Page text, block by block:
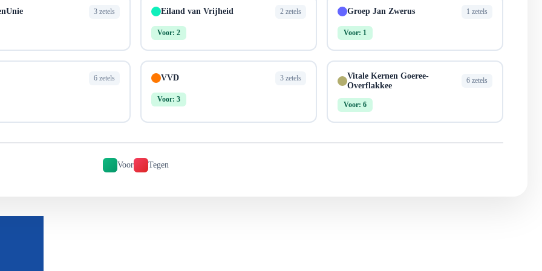
3 zetels Eiland van Vrijheid 2 zetels
Voor: 2
Groep Jan Zwerus 1 zetels
Voor: 1
6 zetels VVD 3 zetels
Voor: 3
Vitale Kernen Goeree-
Overflakkee
6 zetels
Voor: 6
Voor Tegen